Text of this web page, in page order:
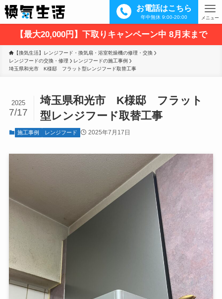
お電話はこちら
年中無休 9:00-20:00 メニュー
【最大20,000円】下取りキャンペーン中 8月末まで
【換気生活】レンジフード・換気扇・浴室乾燥機の修理・交換
レンジフードの交換・修理
レンジフードの施工事例
埼玉県和光市　K様邸　フラット型レンジフード取替工事
埼玉県和光市 K様邸 フラット
型レンジフード取替工事
2025
7/17
施工事例 レンジフード 2025年7月17日